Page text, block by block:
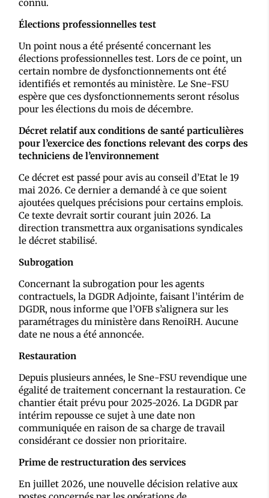
connu.
Élections professionnelles test
Un point nous a été présenté concernant les
élections professionnelles test. Lors de ce point, un
certain nombre de dysfonctionnements ont été
identifiés et remontés au ministère. Le Sne-FSU
espère que ces dysfonctionnements seront résolus
pour les élections du mois de décembre.
Décret relatif aux conditions de santé particulières
pour l’exercice des fonctions relevant des corps des
techniciens de l’environnement
Ce décret est passé pour avis au conseil d’Etat le 19
mai 2026. Ce dernier a demandé à ce que soient
ajoutées quelques précisions pour certains emplois.
Ce texte devrait sortir courant juin 2026. La
direction transmettra aux organisations syndicales
le décret stabilisé.
Subrogation
Concernant la subrogation pour les agents
contractuels, la DGDR Adjointe, faisant l’intérim de
DGDR, nous informe que l’OFB s’alignera sur les
paramétrages du ministère dans RenoiRH. Aucune
date ne nous a été annoncée.
Restauration
Depuis plusieurs années, le Sne-FSU revendique une
égalité de traitement concernant la restauration. Ce
chantier était prévu pour 2025-2026. La DGDR par
intérim repousse ce sujet à une date non
communiquée en raison de sa charge de travail
considérant ce dossier non prioritaire.
Prime de restructuration des services
En juillet 2026, une nouvelle décision relative aux